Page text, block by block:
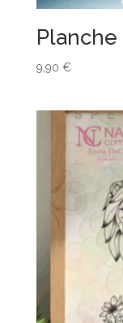
9,90 €